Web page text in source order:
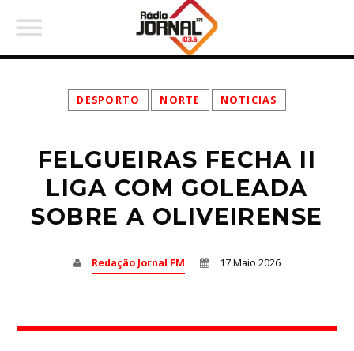
PARTILHAR:
DESPORTO NORTE NOTICIAS
FELGUEIRAS FECHA II
LIGA COM GOLEADA
SOBRE A OLIVEIRENSE
Redação Jornal FM 17 Maio 2026